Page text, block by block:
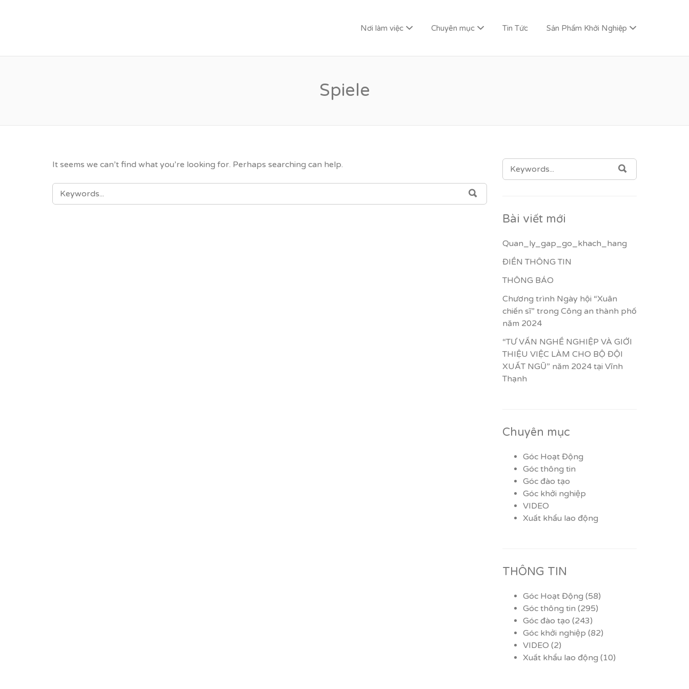
Nơi làm việc Chuyên mục Tin Tức Sản Phẩm Khởi Nghiệp
Spiele
It seems we can’t find what you’re looking for. Perhaps searching can help.
SEARCH
FOR:
SEARCH
FOR:
Bài viết mới
Quan_ly_gap_go_khach_hang
ĐIỀN THÔNG TIN
THÔNG BÁO
Chương trình Ngày hội “Xuân
chiến sĩ” trong Công an thành phố
năm 2024
“TƯ VẤN NGHỀ NGHIỆP VÀ GIỚI
THIỆU VIỆC LÀM CHO BỘ ĐỘI
XUẤT NGŨ” năm 2024 tại Vĩnh
Thạnh
Chuyên mục
Góc Hoạt Động
Góc thông tin
Góc đào tạo
Góc khởi nghiệp
VIDEO
Xuất khẩu lao động
THÔNG TIN
Góc Hoạt Động (58)
Góc thông tin (295)
Góc đào tạo (243)
Góc khởi nghiệp (82)
VIDEO (2)
Xuất khẩu lao động (10)